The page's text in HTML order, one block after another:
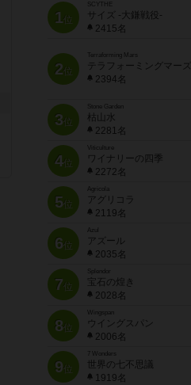
1位
SCYTHE
サイズ -大鎌戦役-
2415名
2位
Terraforming Mars
テラフォーミングマーズ
2394名
3位
Stone Garden
枯山水
2281名
4位
Viticulture
ワイナリーの四季
2272名
5位
Agricola
アグリコラ
2119名
6位
Azul
アズール
2035名
7位
宝石の煌き
2028名
8位
Wingspan
ウイングスパン
2006名
9位
7 Wonders
世界の七不思議
1919名